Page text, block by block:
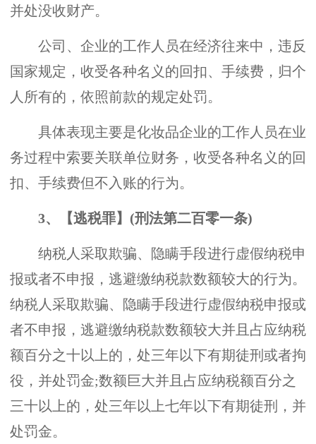
并处没收财产。
公司、企业的工作人员在经济往来中，违反
国家规定，收受各种名义的回扣、手续费，归个
人所有的，依照前款的规定处罚。
具体表现主要是化妆品企业的工作人员在业
务过程中索要关联单位财务，收受各种名义的回
扣、手续费但不入账的行为。
3、【逃税罪】(刑法第二百零一条)
纳税人采取欺骗、隐瞒手段进行虚假纳税申
报或者不申报，逃避缴纳税款数额较大的行为。
纳税人采取欺骗、隐瞒手段进行虚假纳税申报或
者不申报，逃避缴纳税款数额较大并且占应纳税
额百分之十以上的，处三年以下有期徒刑或者拘
役，并处罚金;数额巨大并且占应纳税额百分之
三十以上的，处三年以上七年以下有期徒刑，并
处罚金。